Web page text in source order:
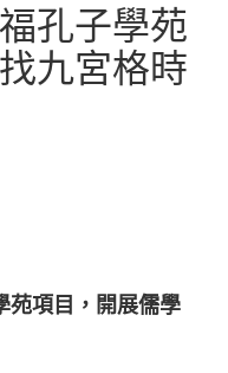
孔子學苑
九宮格時
苑項目，開展儒學